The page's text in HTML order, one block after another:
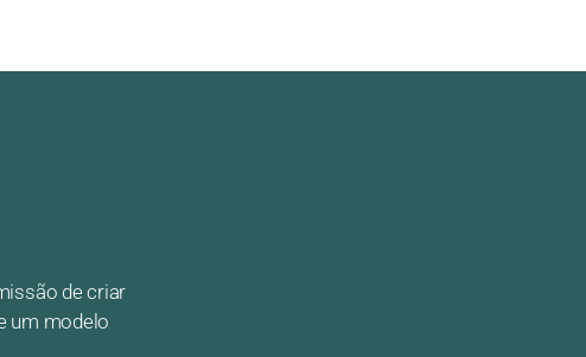
de criar
um modelo